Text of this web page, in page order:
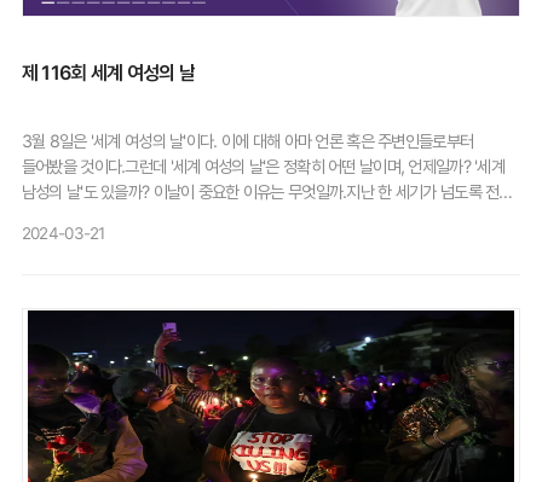
스며 들어있다는 게 화가 났고, 죗값을 물기 위해 공론화에 힘썼다"며 "그러나
이유로 무죄를 받았다"고 말했다. 이어 "강력한 처벌을 통해 더 이상의 피해가
없도록 해야 한다"며 "더 나은 여성들의 삶을 위해 연대하겠다"고 강조했다.자신의
가해자이거나 유포자일지 몰라 불안하지만 이 세상을 보란 듯이 살아낼 것"이라며
"절대 여러분(피해자)의 잘못이 아니니 함께 가해자를 잡자"고 전했다.보다 나은
성교육에 대한 촉구도 나왔다. 이명화 한국청소년성문화센터협의회 상임대표는
가해자의 70%가 10대라는 소식을 듣고 마음이 무거웠다"면서도 "여성가족부
요구하겠다"고 목소리를 높였다.시민들 역시 발걸음을 멈추고 '불안과 두려움이
아닌 일상을 쟁취하자'는 팻말을 들었다. 종로구에서 직장을 다니는 박모(47)씨는
"딥페이크 성범죄는 예전부터 반복된 고질적인 문제"라며 "같은 뜻에서 분노하는
사람들이 많다는 걸 보여주고 싶어 퇴근하던 중 들렸다"고 말했다. 서울 대안학교
중등반 학우 10여 명과 함께 집회에 참여했다는 이모(14)양은 "뉴스로 딥페이크
범죄를 접하고 너무 충격을 받았다"며 "n번방 사건처럼 많은 가해자들이 처벌을
받지 않고 넘어가는 일이 없도록 친구들과 함께 지켜보러 왔다"고 주먹을 불끈
제 116회 세계 여성의 날
3월 8일은 '세계 여성의 날'이다. 이에 대해 아마 언론 혹은 주변인들로부터
들어봤을 것이다.그런데 '세계 여성의 날'은 정확히 어떤 날이며, 언제일까? '세계
남성의 날'도 있을까? 이날이 중요한 이유는 무엇일까.지난 한 세기가 넘도록 전
살펴봤다.어떻게 시작됐나줄여서 'IWD'라고도 하는 '세계 여성의 날'은 노동권
노동 간 단축, 임금 인상, 투표권 보장 등을 외쳤다. 그리고 1년 뒤, 미국 사회당은
최초의 전국 '여성의 날'을 선언했다.이후 여성의 날을 국제 기념일로 만들어야
한다고 제안한 인물은 공산주의 및 인권 운동가인 클라라 제트킨이라는 여성이다.
제트킨은 1910년 덴마크 코펜하겐에서 열린 '여성 노동자 국제 컨퍼런스'에서 이
같은 생각을 제안했고, 그 자리에 참석한 17개국 출신 여성 100명은 만장일치로
이에 동의했다.오스트리아, 덴마크, 독일, 스위스에서 처음으로 1911년 세계
여성의 날 기념행사가 열렸으며, 2011년 기념 100주년을 맞이했다.공식화된 건
2024-03-21